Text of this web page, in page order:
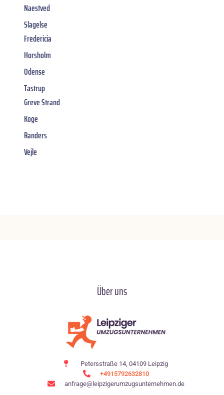
Naestved
Slagelse
Fredericia
Horsholm
Odense
Tastrup
Greve Strand
Koge
Randers
Vejle
Über uns
Petersstraße 14, 04109 Leipzig
+4915792632810
anfrage@leipzigerumzugsunternehmen.de